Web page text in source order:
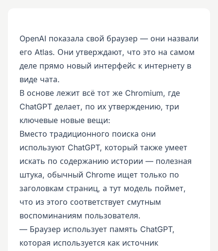
OpenAI показала свой браузер — они назвали
его Atlas. Они утверждают, что это на самом
деле прямо новый интерфейс к интернету в
виде чата.
В основе лежит всё тот же Chromium, где
ChatGPT делает, по их утверждению, три
ключевые новые вещи:
Вместо традиционного поиска они
используют ChatGPT, который также умеет
искать по содержанию истории — полезная
штука, обычный Chrome ищет только по
заголовкам страниц, а тут модель поймет,
что из этого соответствует смутным
воспоминаниям пользователя.
— Браузер использует память ChatGPT,
которая используется как источник